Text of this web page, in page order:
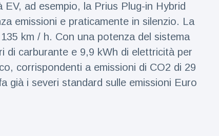
ad esempio, la Prius Plug-in Hybrid
emissioni e praticamente in silenzio. La
km / h. Con una potenza del sistema
di carburante e 9,9 kWh di elettricità per
corrispondenti a emissioni di CO2 di 29
già i severi standard sulle emissioni Euro